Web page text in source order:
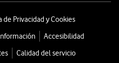
de Privacidad y Cookies
Accesibilidad
Calidad del servicio